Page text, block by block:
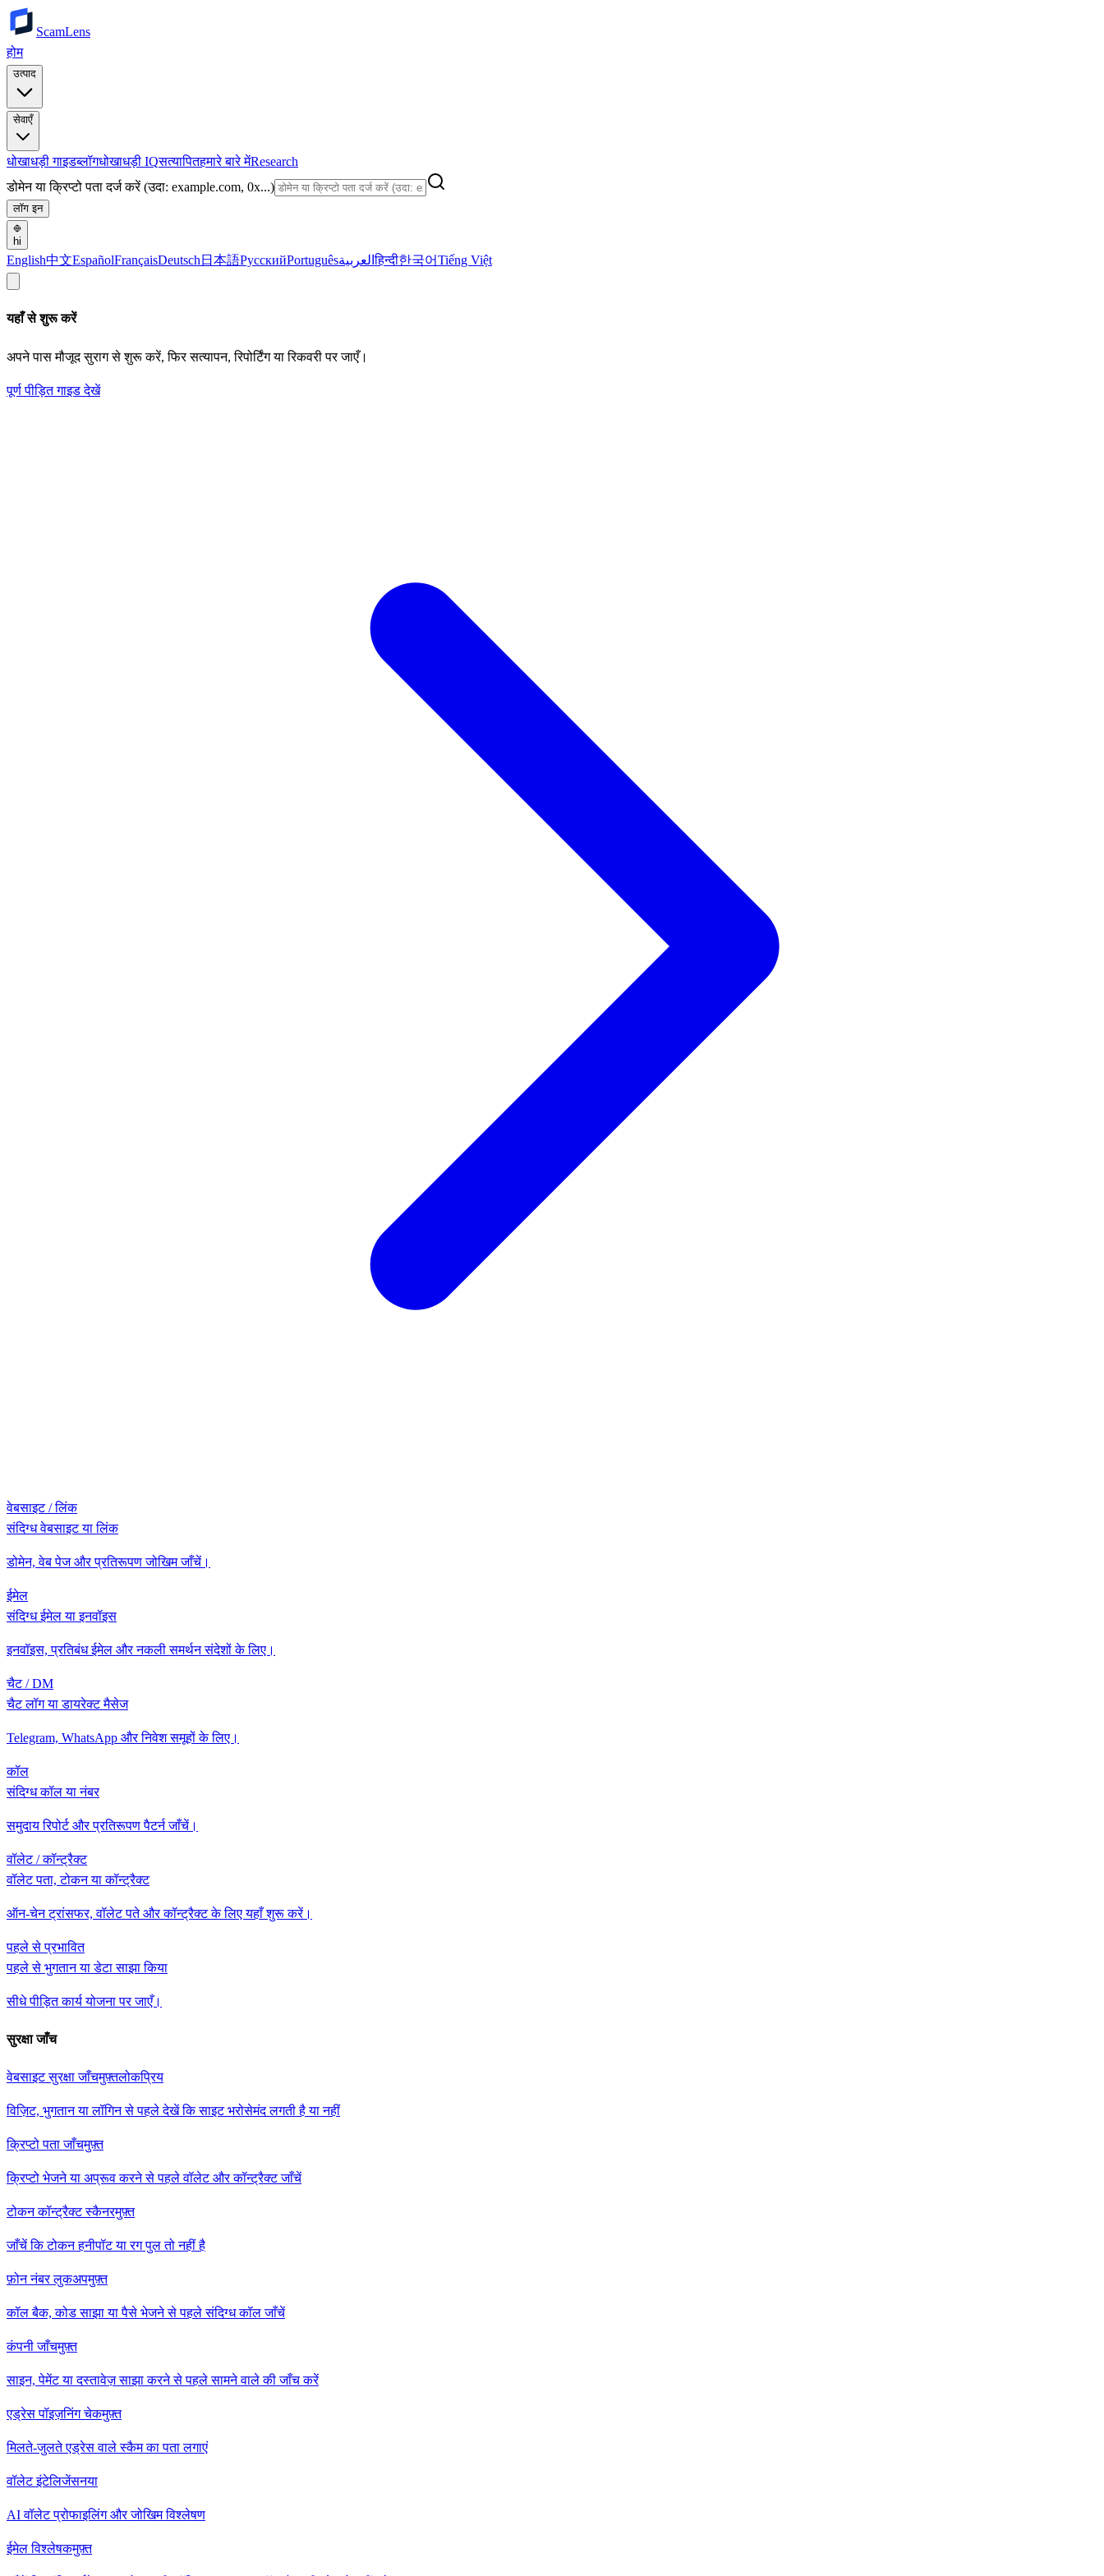
ScamLens
होम
उत्पाद
सेवाएँ
धोखाधड़ी गाइडब्लॉगधोखाधड़ी IQसत्यापितहमारे बारे मेंResearch
डोमेन या क्रिप्टो पता दर्ज करें (उदा: example.com, 0x...)
लॉग इन
hi
English中文EspañolFrançaisDeutsch 日本語РусскийPortuguêsالعربيةहिन्दी한국어Tiếng Việt
यहाँ से शुरू करें
अपने पास मौजूद सुराग से शुरू करें, फिर सत्यापन, रिपोर्टिंग या रिकवरी पर जाएँ।
पूर्ण पीड़ित गाइड देखें
वेबसाइट / लिंक
संदिग्ध वेबसाइट या लिंक
डोमेन, वेब पेज और प्रतिरूपण जोखिम जाँचें।
ईमेल
संदिग्ध ईमेल या इनवॉइस
इनवॉइस, प्रतिबंध ईमेल और नकली समर्थन संदेशों के लिए।
चैट / DM
चैट लॉग या डायरेक्ट मैसेज
Telegram, WhatsApp और निवेश समूहों के लिए।
कॉल
संदिग्ध कॉल या नंबर
समुदाय रिपोर्ट और प्रतिरूपण पैटर्न जाँचें।
वॉलेट / कॉन्ट्रैक्ट
वॉलेट पता, टोकन या कॉन्ट्रैक्ट
ऑन-चेन ट्रांसफर, वॉलेट पते और कॉन्ट्रैक्ट के लिए यहाँ शुरू करें।
पहले से प्रभावित
पहले से भुगतान या डेटा साझा किया
सीधे पीड़ित कार्य योजना पर जाएँ।
सुरक्षा जाँच
वेबसाइट सुरक्षा जाँचमुफ़्तलोकप्रिय
विज़िट, भुगतान या लॉगिन से पहले देखें कि साइट भरोसेमंद लगती है या नहीं
क्रिप्टो पता जाँचमुफ़्त
क्रिप्टो भेजने या अप्रूव करने से पहले वॉलेट और कॉन्ट्रैक्ट जाँचें
टोकन कॉन्ट्रैक्ट स्कैनरमुफ़्त
जाँचें कि टोकन हनीपॉट या रग पुल तो नहीं है
फ़ोन नंबर लुकअपमुफ़्त
कॉल बैक, कोड साझा या पैसे भेजने से पहले संदिग्ध कॉल जाँचें
कंपनी जाँचमुफ़्त
साइन, पेमेंट या दस्तावेज़ साझा करने से पहले सामने वाले की जाँच करें
एड्रेस पॉइज़निंग चेकमुफ़्त
मिलते-जुलते एड्रेस वाले स्कैम का पता लगाएं
वॉलेट इंटेलिजेंसनया
AI वॉलेट प्रोफाइलिंग और जोखिम विश्लेषण
ईमेल विश्लेषकमुफ़्त